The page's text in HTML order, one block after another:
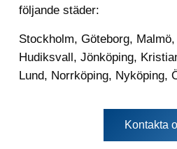
följande städer:
Stockholm, Göteborg, Malmö,
Hudiksvall, Jönköping,
Lund, Norrköping, Nyköping,
Kontakta